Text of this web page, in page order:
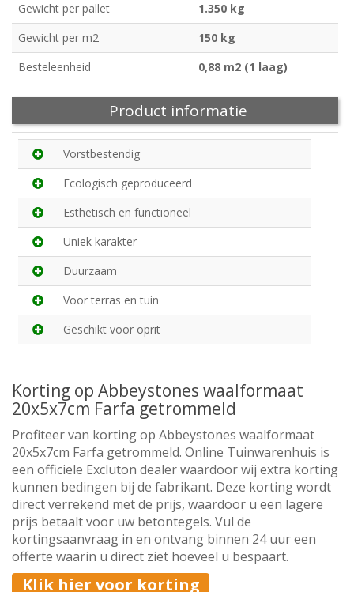
Gewicht per pallet
1.350 kg
Gewicht per m2
150 kg
Besteleenheid
0,88 m2 (1 laag)
Product informatie
Vorstbestendig
Ecologisch geproduceerd
Esthetisch en functioneel
Uniek karakter
Duurzaam
Voor terras en tuin
Geschikt voor oprit
Korting op Abbeystones waalformaat
20x5x7cm Farfa getrommeld
Profiteer van korting op Abbeystones waalformaat
20x5x7cm Farfa getrommeld. Online Tuinwarenhuis is
een officiele Excluton dealer waardoor wij extra korting
kunnen bedingen bij de fabrikant. Deze korting wordt
direct verrekend met de prijs, waardoor u een lagere
prijs betaalt voor uw betontegels. Vul de
kortingsaanvraag in en ontvang binnen 24 uur een
offerte waarin u direct ziet hoeveel u bespaart.
Klik hier voor korting